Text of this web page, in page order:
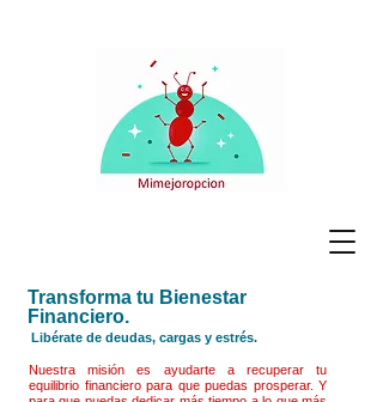
Transforma tu Bienestar
Financiero.
Libérate de deudas, cargas y estrés.
Nuestra misión es ayudarte a recuperar tu
equilibrio financiero para que puedas prosperar. Y